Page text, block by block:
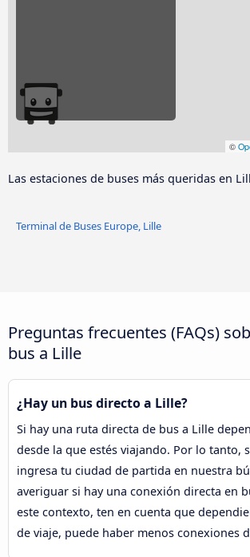
©
Las estaciones de buses más queridas en
Terminal de Buses Europe, Lille
Preguntas frecuentes (FAQs)
bus a Lille
¿Hay un bus directo a Lille?
Si hay una ruta directa de bus a Lille
desde la que estés viajando. Por lo tanto,
ingresa tu ciudad de partida en nuestra
averiguar si hay una conexión directa en
este contexto, ten en cuenta que
de viaje, puede haber menos conexiones